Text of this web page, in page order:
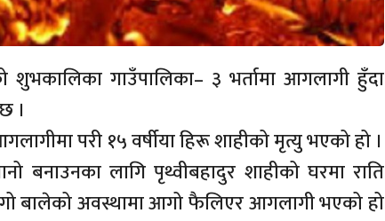
शुभकालिका गाउँपालिका– ३ भर्तामा आगलागी हुँदा
।
परी १५ वर्षीया हिरू शाहीको मृत्यु भएको हो ।
बनाउनका लागि पृथ्वीबहादुर शाहीको घरमा राति
बालेको अवस्थामा आगो फैलिएर आगलागी भएको हो